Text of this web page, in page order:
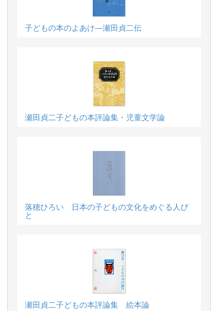
子どもの本のよあけ―瀬田貞二伝
瀬田貞二子どもの本評論集・児童文学論
落穂ひろい 日本の子どもの文化をめぐる人び
と
瀬田貞二子どもの本評論集 絵本論